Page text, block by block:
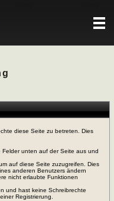
diese Seite zu betreten. Dies
unten auf der Seite aus und
auf diese Seite zuzugreifen. Dies
anderen Benutzers ändern
nicht erlaubte Funktionen
und hast keine Schreibrechte
Registrierung.